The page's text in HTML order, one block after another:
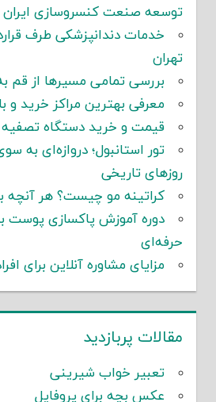
توسعه صنعت کنسروسازی ایران
خدمات دندانپزشکی طرف
تهران
بررسی تمامی مسیرها از قم
معرفی بهترین مراکز خرید و
قیمت و خرید دستگاه تصفیه
تور استانبول؛ دروازه‌ای به
روزهای تاریخی
کراتینه مو چیست؟ هر آنچه
دوره آموزش پاکسازی پوست
حرفه‌ای
مزایای مشاوره آنلاین برای
مقالات پربازدید
تعبیر خواب شیرینی
عکس بچه برای پروفایل